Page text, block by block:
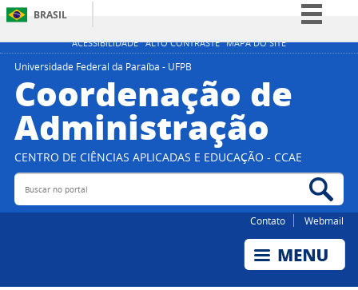
ACESSIBILIDADE ALTO CONTRASTE MAPA DO SITE
BRASIL
Simplifique!
Participe
Acesso à informação
Legislação
Canais
Universidade Federal da Paraíba - UFPB
Coordenação de
Administração
CENTRO DE CIÊNCIAS APLICADAS E EDUCAÇÃO - CCAE
Buscar no portal
Contato Webmail